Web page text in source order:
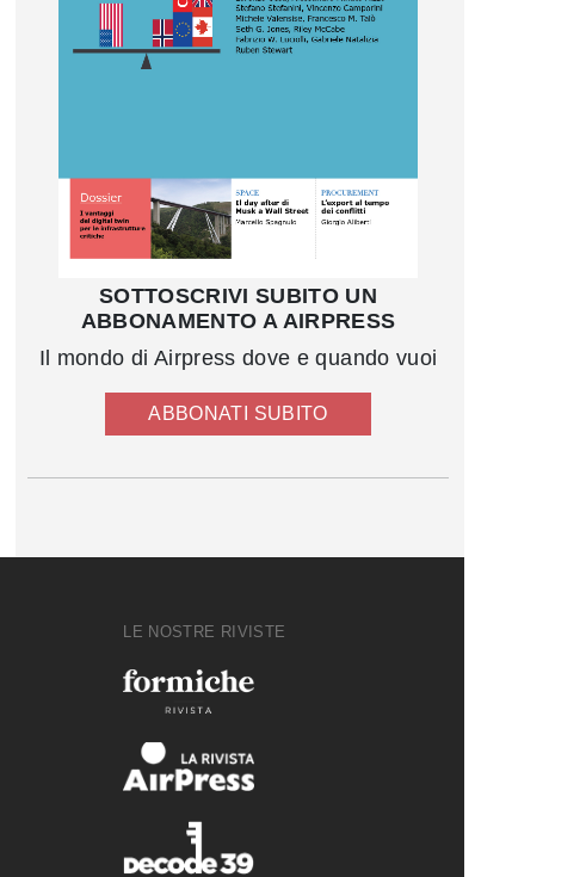
SOTTOSCRIVI SUBITO UN
ABBONAMENTO A AIRPRESS
Il mondo di Airpress dove e quando vuoi
ABBONATI SUBITO
LE NOSTRE RIVISTE